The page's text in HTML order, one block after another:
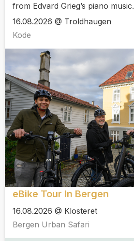
from Edvard Grieg’s piano music.
16.08.2026 @ Troldhaugen
Kode
eBike Tour In Bergen
16.08.2026 @ Klosteret
Bergen Urban Safari